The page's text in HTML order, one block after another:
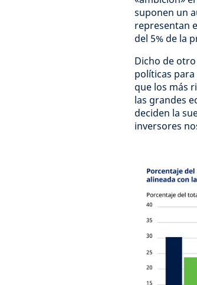
suponen un
representan
del 5% de la
Dicho de
políticas
que los más
las grandes
deciden la
inversores